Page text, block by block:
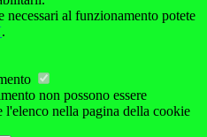
al funzionamento potete
.
non possono essere
nella pagina della cookie